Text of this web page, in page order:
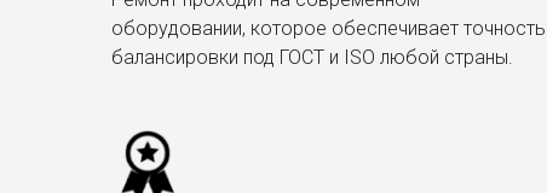
оборудовании, которое обеспечивает точность
балансировки под ГОСТ и ISO любой страны.